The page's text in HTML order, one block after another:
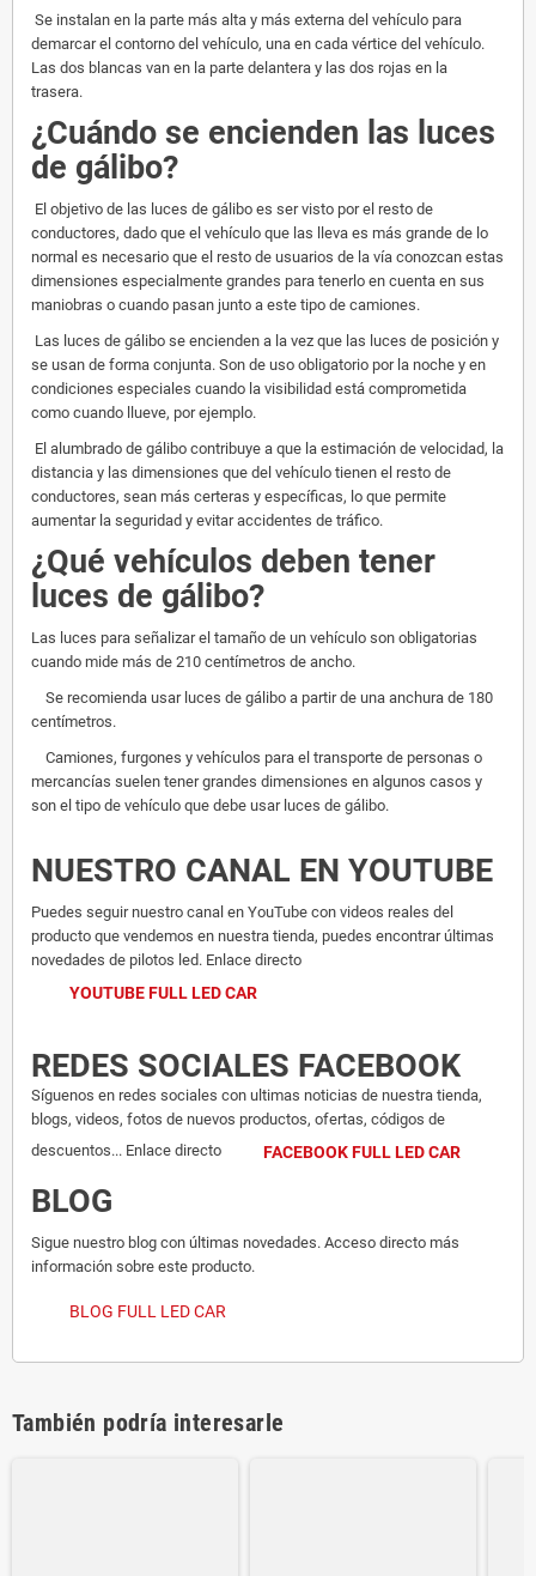
Se instalan en la parte más alta y más externa del vehículo para
demarcar el contorno del vehículo, una en cada vértice del vehículo.
Las dos blancas van en la parte delantera y las dos rojas en la
trasera.
¿Cuándo se encienden las luces
de gálibo?
El objetivo de las luces de gálibo es ser visto por el resto de
conductores, dado que el vehículo que las lleva es más grande de lo
normal es necesario que el resto de usuarios de la vía conozcan estas
dimensiones especialmente grandes para tenerlo en cuenta en sus
maniobras o cuando pasan junto a este tipo de camiones.
Las luces de gálibo se encienden a la vez que las luces de posición y
se usan de forma conjunta. Son de uso obligatorio por la noche y en
condiciones especiales cuando la visibilidad está comprometida
como cuando llueve, por ejemplo.
El alumbrado de gálibo contribuye a que la estimación de velocidad, la
distancia y las dimensiones que del vehículo tienen el resto de
conductores, sean más certeras y específicas, lo que permite
aumentar la seguridad y evitar accidentes de tráfico.
¿Qué vehículos deben tener
luces de gálibo?
Las luces para señalizar el tamaño de un vehículo son obligatorias
cuando mide más de 210 centímetros de ancho.
Se recomienda usar luces de gálibo a partir de una anchura de 180
centímetros.
Camiones, furgones y vehículos para el transporte de personas o
mercancías suelen tener grandes dimensiones en algunos casos y
son el tipo de vehículo que debe usar luces de gálibo.
NUESTRO CANAL EN YOUTUBE
Puedes seguir nuestro canal en YouTube con videos reales del
producto que vendemos en nuestra tienda, puedes encontrar últimas
novedades de pilotos led. Enlace directo
YOUTUBE FULL LED CAR
REDES SOCIALES FACEBOOK
Síguenos en redes sociales con ultimas noticias de nuestra tienda,
blogs, videos, fotos de nuevos productos, ofertas, códigos de
descuentos... Enlace directo
FACEBOOK FULL LED CAR
BLOG
Sigue nuestro blog con últimas novedades. Acceso directo más
información sobre este producto.
BLOG FULL LED CAR
También podría interesarle